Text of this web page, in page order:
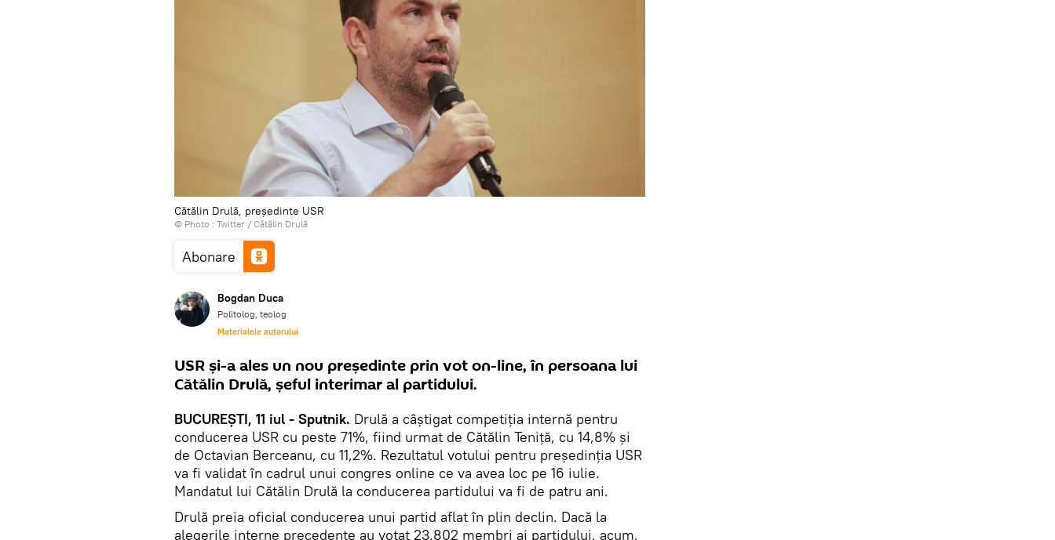
Cătălin Drulă, președinte USR
© Photo : Twitter / Cătălin Drulă
Abonare
Bogdan Duca
Politolog, teolog
Materialele autorului
USR și-a ales un nou președinte prin vot on-line, în persoana lui
Cătălin Drulă, șeful interimar al partidului.
BUCUREȘTI, 11 iul - Sputnik. Drulă a câștigat competiția internă pentru
conducerea USR cu peste 71%, fiind urmat de Cătălin Teniță, cu 14,8% și
de Octavian Berceanu, cu 11,2%. Rezultatul votului pentru președinția USR
va fi validat în cadrul unui congres online ce va avea loc pe 16 iulie.
Mandatul lui Cătălin Drulă la conducerea partidului va fi de patru ani.
Drulă preia oficial conducerea unui partid aflat în plin declin. Dacă la
alegerile interne precedente au votat 23.802 membri ai partidului, acum,